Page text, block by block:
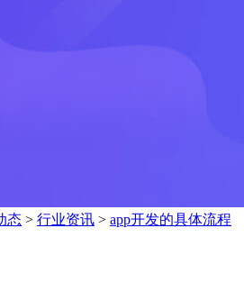
态 > 行业资讯 > app开发的具体流程